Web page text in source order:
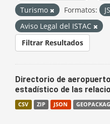
Turismo
Formatos:
Aviso Legal del ISTAC
Filtrar Resultados
Directorio de
estadístico de las
CSV ZIP JSON